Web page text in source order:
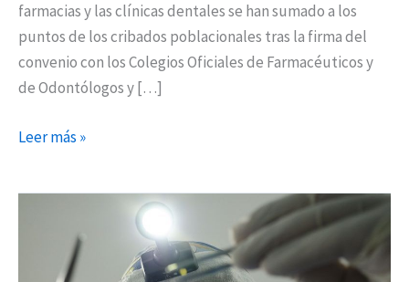
farmacias y las clínicas dentales se han sumado a los
puntos de los cribados poblacionales tras la firma del
convenio con los Colegios Oficiales de Farmacéuticos y
de Odontólogos y […]
Leer más »